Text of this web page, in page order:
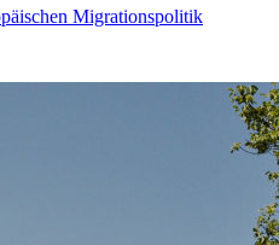
Migrationspolitik